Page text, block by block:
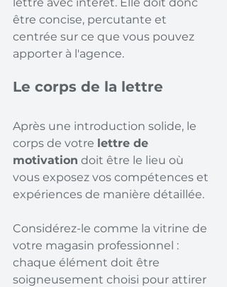
être concise, percutante et
centrée sur ce que vous pouvez
apporter à l'agence.
Le corps de la lettre
Après une introduction solide, le
corps de votre lettre de
motivation doit être le lieu où
vous exposez vos compétences et
expériences de manière détaillée.
Considérez-le comme la vitrine de
votre magasin professionnel :
chaque élément doit être
soigneusement choisi pour attirer